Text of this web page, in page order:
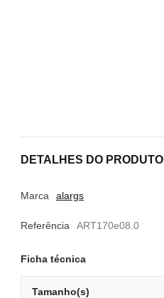
DETALHES DO PRODUTO
Marca alargs
Referência ART170e08.0
Ficha técnica
Tamanho(s)